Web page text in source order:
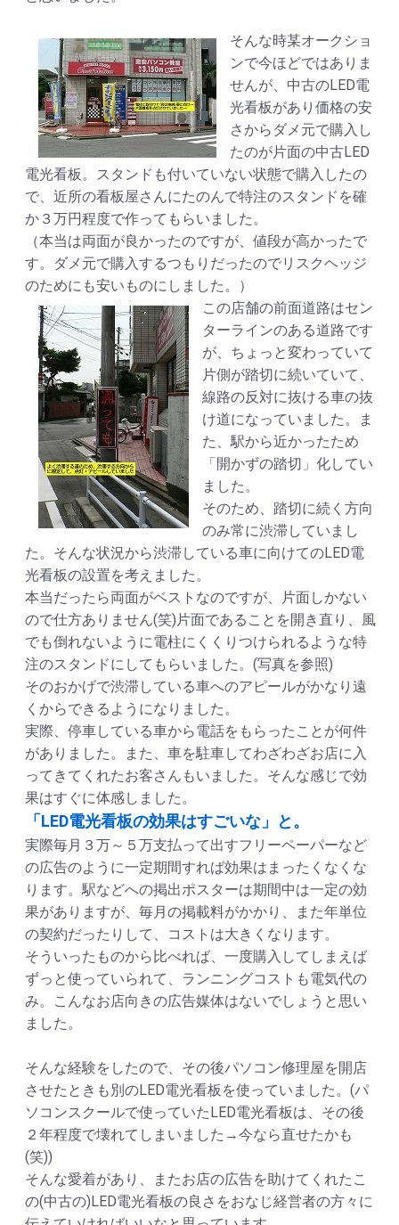
そんな時某オークショ
ンで今ほどではありま
せんが、中古のLED電
光看板があり価格の安
さからダメ元で購入し
たのが片面の中古LED
電光看板。スタンドも付いていない状態で購入したの
で、近所の看板屋さんにたのんで特注のスタンドを確
か３万円程度で作ってもらいました。
（本当は両面が良かったのですが、値段が高かったで
す。ダメ元で購入するつもりだったのでリスクヘッジ
のためにも安いものにしました。）
この店舗の前面道路はセン
ターラインのある道路です
が、ちょっと変わっていて
片側が踏切に続いていて、
線路の反対に抜ける車の抜
け道になっていました。ま
た、駅から近かったため
「開かずの踏切」化してい
ました。
そのため、踏切に続く方向
のみ常に渋滞していまし
た。そんな状況から渋滞している車に向けてのLED電
光看板の設置を考えました。
本当だったら両面がベストなのですが、片面しかない
ので仕方ありません(笑)片面であることを開き直り、風
でも倒れないように電柱にくくりつけられるような特
注のスタンドにしてもらいました。(写真を参照)
そのおかげで渋滞している車へのアピールがかなり遠
くからできるようになりました。
実際、停車している車から電話をもらったことが何件
がありました。また、車を駐車してわざわざお店に入
ってきてくれたお客さんもいました。そんな感じで効
果はすぐに体感しました。
「LED電光看板の効果はすごいな」と。
実際毎月３万～５万支払って出すフリーペーパーなど
の広告のように一定期間すれば効果はまったくなくな
ります。駅などへの掲出ポスターは期間中は一定の効
果がありますが、毎月の掲載料がかかり、また年単位
の契約だったりして、コストは大きくなります。
そういったものから比べれば、一度購入してしまえば
ずっと使っていられて、ランニングコストも電気代の
み。こんなお店向きの広告媒体はないでしょうと思い
ました。
そんな経験をしたので、その後パソコン修理屋を開店
させたときも別のLED電光看板を使っていました。(パ
ソコンスクールで使っていたLED電光看板は、その後
２年程度で壊れてしまいました→今なら直せたかも
(笑))
そんな愛着があり、またお店の広告を助けてくれたこ
の(中古の)LED電光看板の良さをおなじ経営者の方々に